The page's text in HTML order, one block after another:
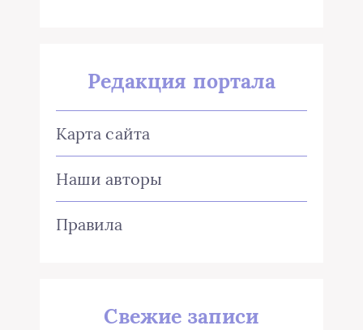
Редакция портала
Карта сайта
Наши авторы
Правила
Свежие записи